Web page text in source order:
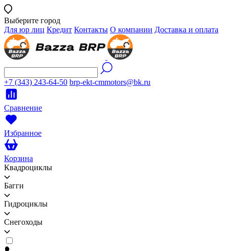
Выберите город
Для юр лиц Кредит Контакты О компании Доставка и оплата
+7 (343) 243-64-50 brp-ekt-cmmotors@bk.ru
Сравнение
Избранное
Корзина
Квадроциклы
Багги
Гидроциклы
Снегоходы